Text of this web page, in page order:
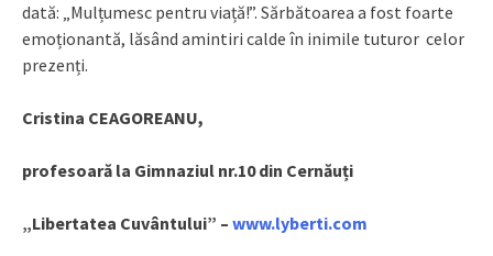
dată: „Mulțumesc pentru viață!”. Sărbătoarea a fost foarte
emoționantă, lăsând amintiri calde în inimile tuturor celor
prezenți.
Cristina CEAGOREANU,
profesoară la Gimnaziul nr.10 din Cernăuți
„Libertatea Cuvântului” – www.lyberti.com